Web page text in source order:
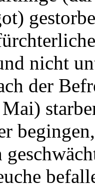
nicht
der